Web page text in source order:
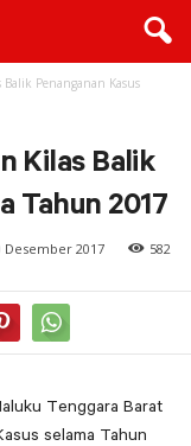
Balik Penanganan Kasus
Kilas Balik
Tahun 2017
Desember 2017
582
Tenggara Barat
selama Tahun